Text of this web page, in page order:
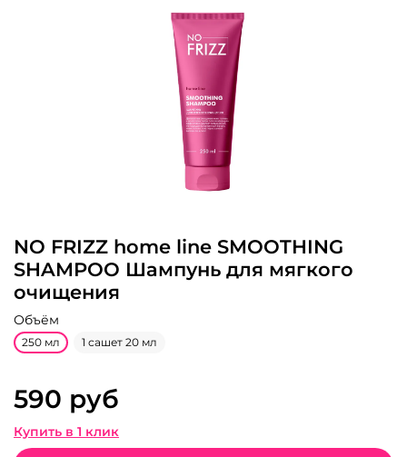
NO FRIZZ home line SMOOTHING
SHAMPOO Шампунь для мягкого
очищения
Объём
250 мл 1 сашет 20 мл
590 руб
Купить в 1 клик